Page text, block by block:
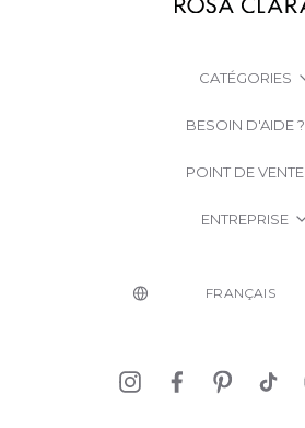
CATÉGORIES
BESOIN D'AIDE ?
POINT DE VENTE
ENTREPRISE